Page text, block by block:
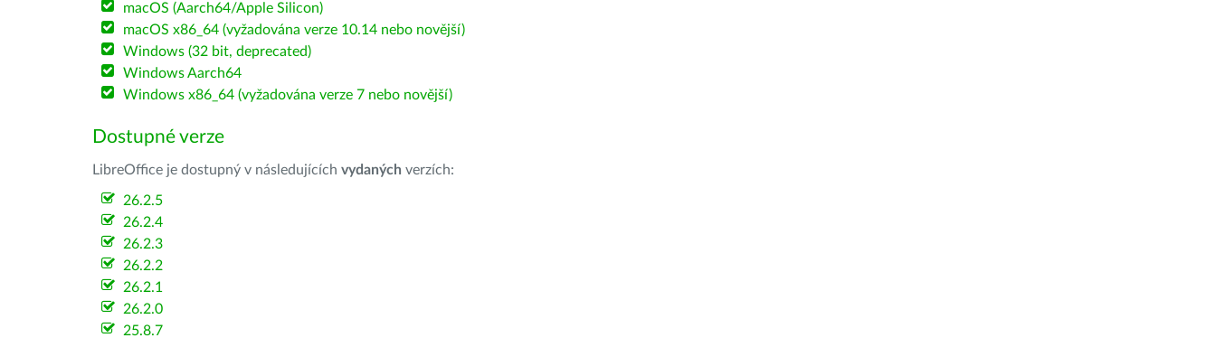
macOS (Aarch64/Apple Silicon)
macOS x86_64 (vyžadována verze 10.14 nebo novější)
Windows (32 bit, deprecated)
Windows Aarch64
Windows x86_64 (vyžadována verze 7 nebo novější)
Dostupné verze
LibreOffice je dostupný v následujících vydaných verzích:
26.2.5
26.2.4
26.2.3
26.2.2
26.2.1
26.2.0
25.8.7